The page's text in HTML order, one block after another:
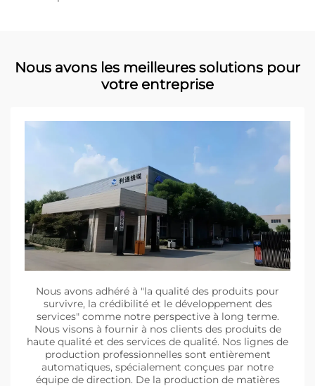
Nous avons les meilleures solutions pour
votre entreprise
Nous avons adhéré à "la qualité des produits pour
survivre, la crédibilité et le développement des
services" comme notre perspective à long terme.
Nous visons à fournir à nos clients des produits de
haute qualité et des services de qualité. Nos lignes de
production professionnelles sont entièrement
automatiques, spécialement conçues par notre
équipe de direction. De la production de matières